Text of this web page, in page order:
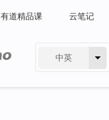
有道精品课 云笔记
中英